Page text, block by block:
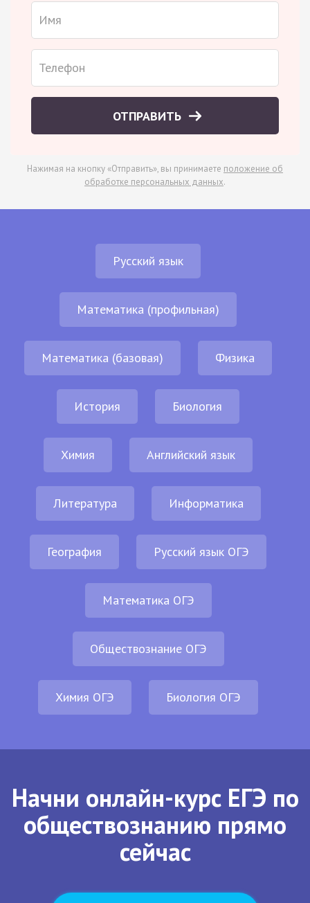
ОТПРАВИТЬ
Нажимая на кнопку «Отправить», вы принимаете положение об
обработке персональных данных.
Русский язык
Математика (профильная)
Математика (базовая) Физика
История Биология
Химия Английский язык
Литература Информатика
География Русский язык ОГЭ
Математика ОГЭ
Обществознание ОГЭ
Химия ОГЭ Биология ОГЭ
Начни онлайн-курс ЕГЭ по
обществознанию прямо
сейчас